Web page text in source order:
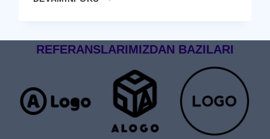
REFERANSLARIMIZDAN BAZILARI